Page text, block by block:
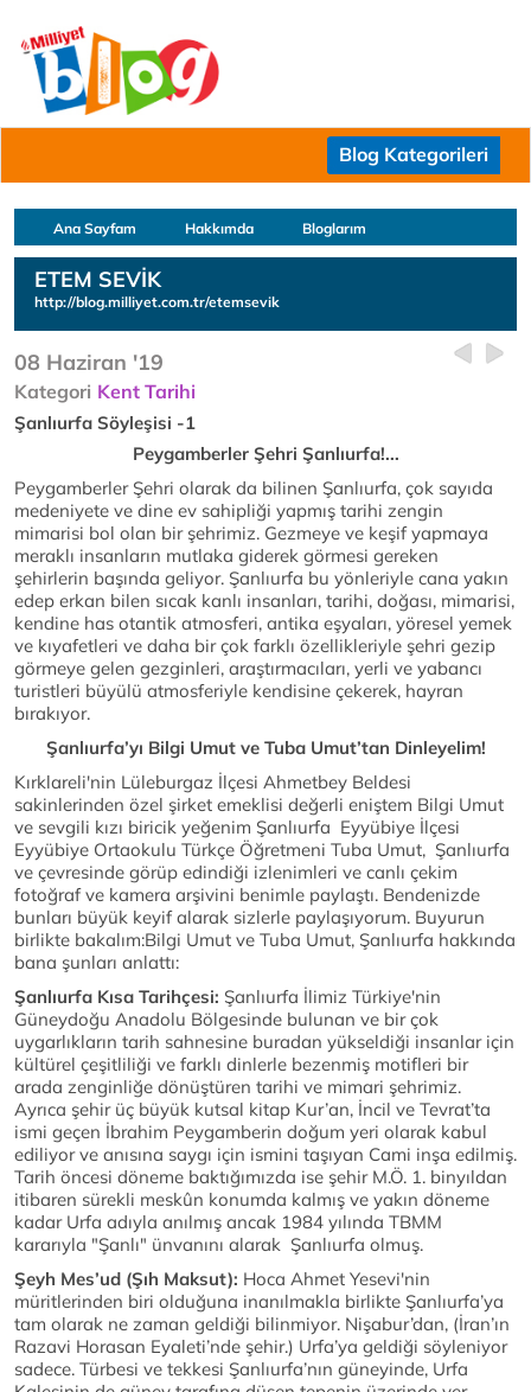
Blog Kategorileri
Ana Sayfam Hakkımda Bloglarım
ETEM SEVİK
http://blog.milliyet.com.tr/etemsevik
08 Haziran '19
Kategori Kent Tarihi
Şanlıurfa Söyleşisi -1
Peygamberler Şehri Şanlıurfa!...
Peygamberler Şehri olarak da bilinen Şanlıurfa, çok sayıda
medeniyete ve dine ev sahipliği yapmış tarihi zengin
mimarisi bol olan bir şehrimiz. Gezmeye ve keşif yapmaya
meraklı insanların mutlaka giderek görmesi gereken
şehirlerin başında geliyor. Şanlıurfa bu yönleriyle cana yakın
edep erkan bilen sıcak kanlı insanları, tarihi, doğası, mimarisi,
kendine has otantik atmosferi, antika eşyaları, yöresel yemek
ve kıyafetleri ve daha bir çok farklı özellikleriyle şehri gezip
görmeye gelen gezginleri, araştırmacıları, yerli ve yabancı
turistleri büyülü atmosferiyle kendisine çekerek, hayran
bırakıyor.
Şanlıurfa’yı Bilgi Umut ve Tuba Umut’tan Dinleyelim!
Kırklareli'nin Lüleburgaz İlçesi Ahmetbey Beldesi
sakinlerinden özel şirket emeklisi değerli eniştem Bilgi Umut
ve sevgili kızı biricik yeğenim Şanlıurfa Eyyübiye İlçesi
Eyyübiye Ortaokulu Türkçe Öğretmeni Tuba Umut, Şanlıurfa
ve çevresinde görüp edindiği izlenimleri ve canlı çekim
fotoğraf ve kamera arşivini benimle paylaştı. Bendenizde
bunları büyük keyif alarak sizlerle paylaşıyorum. Buyurun
birlikte bakalım:Bilgi Umut ve Tuba Umut, Şanlıurfa hakkında
bana şunları anlattı:
Şanlıurfa Kısa Tarihçesi: Şanlıurfa İlimiz Türkiye'nin
Güneydoğu Anadolu Bölgesinde bulunan ve bir çok
uygarlıkların tarih sahnesine buradan yükseldiği insanlar için
kültürel çeşitliliği ve farklı dinlerle bezenmiş motifleri bir
arada zenginliğe dönüştüren tarihi ve mimari şehrimiz.
Ayrıca şehir üç büyük kutsal kitap Kur’an, İncil ve Tevrat’ta
ismi geçen İbrahim Peygamberin doğum yeri olarak kabul
ediliyor ve anısına saygı için ismini taşıyan Cami inşa edilmiş.
Tarih öncesi döneme baktığımızda ise şehir M.Ö. 1. binyıldan
itibaren sürekli meskûn konumda kalmış ve yakın döneme
kadar Urfa adıyla anılmış ancak 1984 yılında TBMM
kararıyla "Şanlı" ünvanını alarak Şanlıurfa olmuş.
Şeyh Mes’ud (Şıh Maksut): Hoca Ahmet Yesevi'nin
müritlerinden biri olduğuna inanılmakla birlikte Şanlıurfa’ya
tam olarak ne zaman geldiği bilinmiyor. Nişabur’dan, (İran’ın
Razavi Horasan Eyaleti’nde şehir.) Urfa’ya geldiği söyleniyor
sadece. Türbesi ve tekkesi Şanlıurfa’nın güneyinde, Urfa